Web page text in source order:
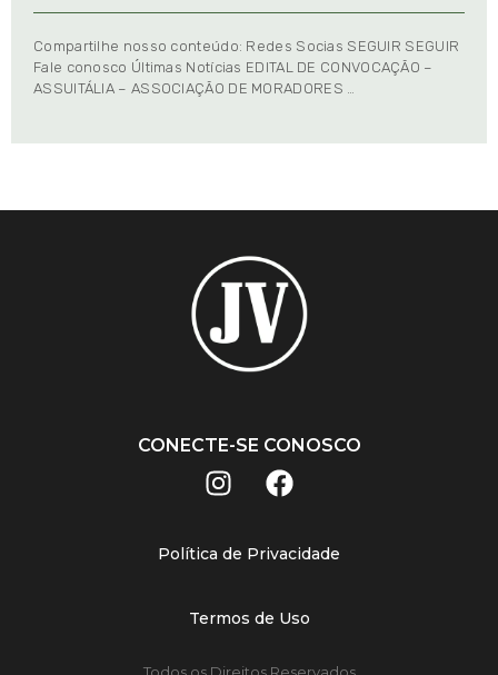
Compartilhe nosso conteúdo: Redes Socias SEGUIR SEGUIR
Fale conosco Últimas Notícias EDITAL DE CONVOCAÇÃO –
ASSUITÁLIA – ASSOCIAÇÃO DE MORADORES …
CONECTE-SE CONOSCO
Política de Privacidade
Termos de Uso